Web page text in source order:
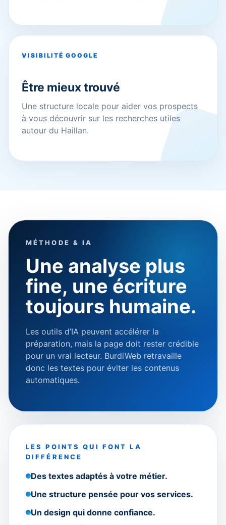
VISIBILITÉ GOOGLE
Être mieux trouvé
Une structure locale pour aider vos prospects
à vous découvrir sur les recherches utiles
autour du Haillan.
MÉTHODE & IA
Une analyse plus
fine, une écriture
toujours humaine.
Les outils d’IA peuvent accélérer la
préparation, mais la page doit rester crédible
pour un vrai lecteur. BurdiWeb retravaille
donc les textes pour éviter les contenus
automatiques.
LES POINTS QUI FONT LA
DIFFÉRENCE
Des textes adaptés à votre métier.
Une structure pensée pour vos services.
Un design qui donne confiance.